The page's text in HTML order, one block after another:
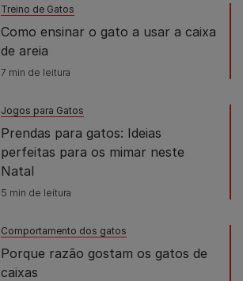
Treino de Gatos
Como ensinar o gato a usar a caixa
de areia
7 min de leitura
Jogos para Gatos
Prendas para gatos: Ideias
perfeitas para os mimar neste
Natal
5 min de leitura
Comportamento dos gatos
Porque razão gostam os gatos de
caixas